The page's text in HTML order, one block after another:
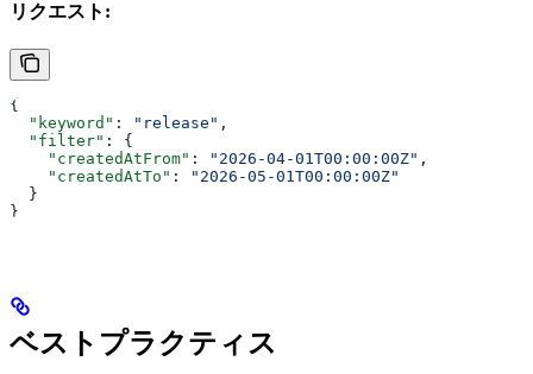
リクエスト:
{
  "keyword"
: "release" ,
  "filter"
: {
    "createdAtFrom"
: "2026-04-01T00:00:00Z" ,
    "createdAtTo"
:
"2026-05-01T00:00:00Z"
  }
}
ベストプラクティス